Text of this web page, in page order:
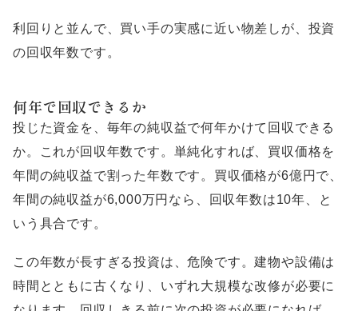
利回りと並んで、買い手の実感に近い物差しが、投資
の回収年数です。
何年で回収できるか
投じた資金を、毎年の純収益で何年かけて回収できる
か。これが回収年数です。単純化すれば、買収価格を
年間の純収益で割った年数です。買収価格が6億円で、
年間の純収益が6,000万円なら、回収年数は10年、と
いう具合です。
この年数が長すぎる投資は、危険です。建物や設備は
時間とともに古くなり、いずれ大規模な改修が必要に